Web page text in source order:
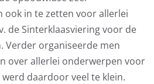
ook in te zetten voor allerlei
de Sinterklaasviering voor de
Verder organiseerde men
over allerlei onderwerpen voor
daardoor veel te klein.